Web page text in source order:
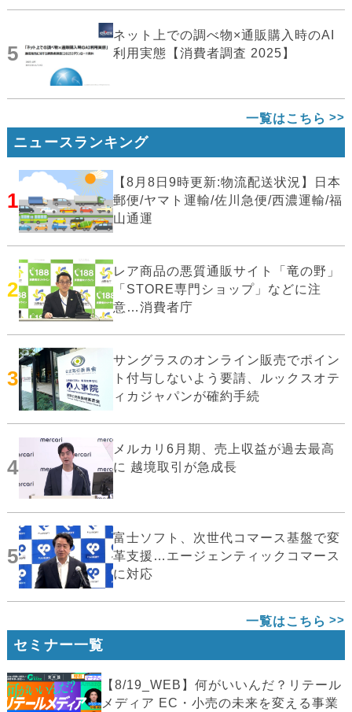
5
ネット上での調べ物×通販購入時のAI
利用実態【消費者調査 2025】
一覧はこちら
ニュースランキング
1
【8月8日9時更新:物流配送状況】日本
郵便/ヤマト運輸/佐川急便/西濃運輸/福
山通運
2
レア商品の悪質通販サイト「竜の野」
「STORE専門ショップ」などに注
意…消費者庁
3
サングラスのオンライン販売でポイン
ト付与しないよう要請、ルックスオテ
ィカジャパンが確約手続
4
メルカリ6月期、売上収益が過去最高
に 越境取引が急成長
5
富士ソフト、次世代コマース基盤で変
革支援…エージェンティックコマース
に対応
一覧はこちら
セミナー一覧
【8/19_WEB】何がいいんだ？リテール
メディア EC・小売の未来を変える事業